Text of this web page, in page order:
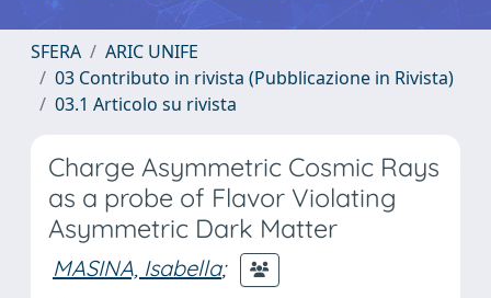
SFERA
ARIC UNIFE
03 Contributo in rivista (Pubblicazione in Rivista)
03.1 Articolo su rivista
Charge Asymmetric Cosmic Rays
as a probe of Flavor Violating
Asymmetric Dark Matter
MASINA, Isabella;